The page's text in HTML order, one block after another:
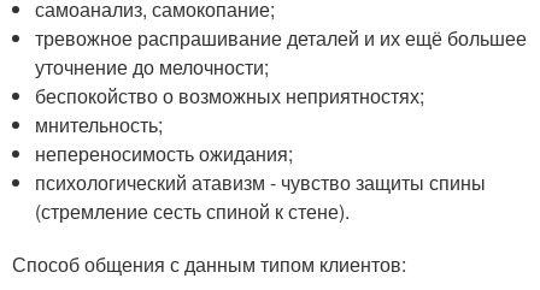
самоанализ, самокопание;
тревожное распрашивание деталей и их ещё большее
уточнение до мелочности;
беспокойство о возможных неприятностях;
мнительность;
непереносимость ожидания;
психологический атавизм - чувство защиты спины
(стремление сесть спиной к стене).
Способ общения с данным типом клиентов: